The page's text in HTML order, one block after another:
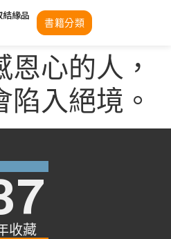
結緣品
書籍分類
心的人，
入絕境。
收藏